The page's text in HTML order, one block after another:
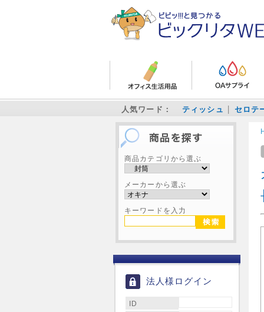
人気ワード： ティッシュ セロテ
商品カテゴリから選ぶ
メーカーから選ぶ
キーワードを入力
法人様ログイン
ID